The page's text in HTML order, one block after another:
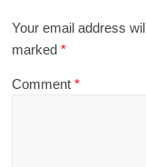
Your email address
marked*
Comment*